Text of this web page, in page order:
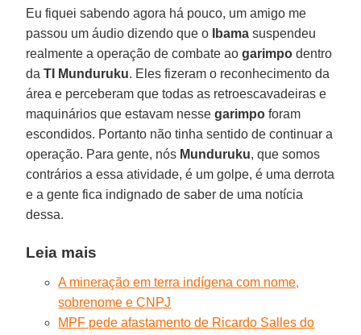
Eu fiquei sabendo agora há pouco, um amigo me
passou um áudio dizendo que o
Ibama suspendeu
realmente a operação de combate aogarimpo dentro
daTI Munduruku. Eles fizeram o reconhecimento da
área e perceberam que todas as retroescavadeiras e
maquinários que estavam nessegarimpo foram
escondidos. Portanto não tinha sentido de continuar a
operação. Para gente, nós Munduruku, que somos
contrários a essa atividade, é um golpe, é uma derrota
e a gente fica indignado de saber de uma notícia
dessa.
Leia mais
A mineração em terra indígena com nome,
sobrenome e CNPJ
MPF pede afastamento de Ricardo Salles do